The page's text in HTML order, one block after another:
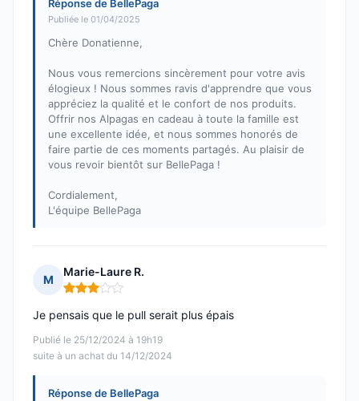
Réponse de BellePaga
Publiée le 01/04/2025
Chère Donatienne,
Nous vous remercions sincèrement pour votre avis
élogieux ! Nous sommes ravis d'apprendre que vous
appréciez la qualité et le confort de nos produits.
Offrir nos Alpagas en cadeau à toute la famille est
une excellente idée, et nous sommes honorés de
faire partie de ces moments partagés. Au plaisir de
vous revoir bientôt sur BellePaga !
Cordialement,
L'équipe BellePaga
M
Marie-Laure R.
Note : 3 sur 5
Publié le 25/12/2024 à 19h19
suite à un achat du 14/12/2024
Je pensais que le pull serait plus épais
Réponse de BellePaga